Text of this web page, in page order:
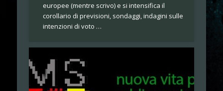
europee (mentre scrivo) e si intensifica il
corollario di previsioni, sondaggi, indagini sulle
intenzioni di voto …